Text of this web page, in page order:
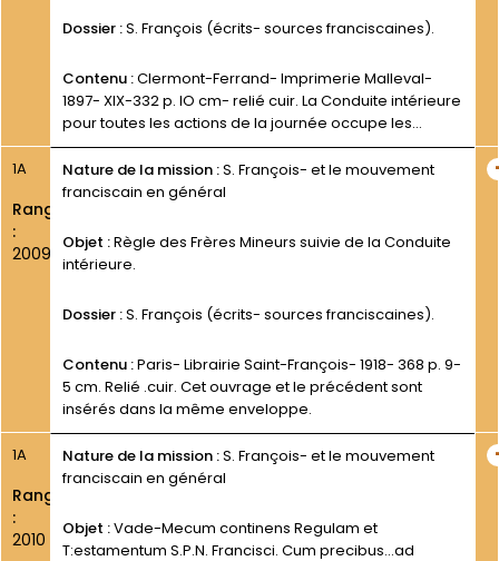
Dossier :S. François (écrits- sources franciscaines).
Contenu :Clermont-Ferrand- Imprimerie Malleval-
1897- XIX-332 p. IO cm- relié cuir. La Conduite intérieure
pour toutes les actions de la journée occupe les
pages. 62-206.
1A
Rang
:
2009
Nature de la mission :S. François- et le mouvement
franciscain en général
Objet :Règle des Frères Mineurs suivie de la Conduite
intérieure.
Dossier :S. François (écrits- sources franciscaines).
Contenu :Paris- Librairie Saint-François- 1918- 368 p. 9-
5 cm. Relié .cuir. Cet ouvrage et le précédent sont
insérés dans la même enveloppe.
1A
Rang
:
2010
Nature de la mission :S. François- et le mouvement
franciscain en général
Objet :Vade-Mecum continens Regulam et
T:estamentum S.P.N. Francisci. Cum precibus...ad